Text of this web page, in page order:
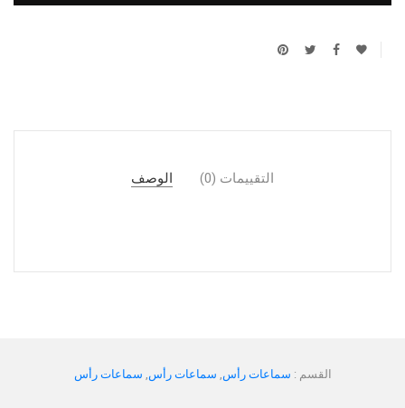
الوصف التقييمات (0)
القسم : سماعات رأس سماعات رأس سماعات رأس